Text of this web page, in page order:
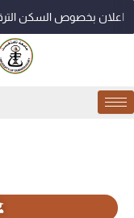
اعلان بخصوص السكن